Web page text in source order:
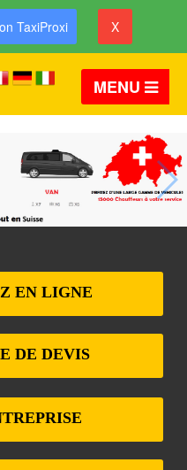
TaxiProxi X
MENU
EN LIGNE
DE DEVIS